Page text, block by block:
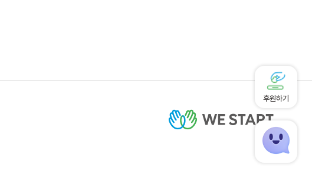
후원하기